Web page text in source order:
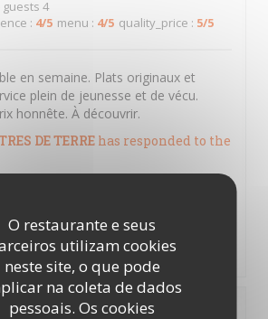
O restaurante e seus
utilizam cookies
neste site, o que pode
na coleta de dados
pessoais. Os cookies
guests 4
: 4/5 menu : 4/5 quality_price : 5/5
en semaine. Plats originaux et
plein de jeunesse et de vécu.
honnête. À découvrir.
DE TERRE has responded to the
pris le temps de laisser un
souhaitons vous retrouver en
et partager des moments d'émotions
A bientôt au sein des P'tits Ventres De